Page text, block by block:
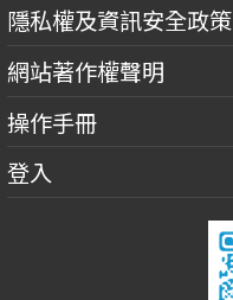
隱私權及資訊安全政策
網站著作權聲明
操作手冊
登入